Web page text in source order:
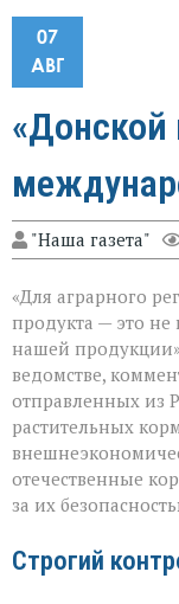
07
АВГ
"Наша газета"
«Для аграрного
продукта — это не
нашей
ведомстве,
отправленных из
растительных
отечественные
за их
Строгий